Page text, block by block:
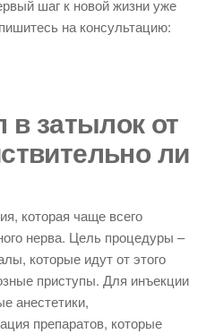
шаг к новой жизни уже
на консультацию:
в затылок от
ли
которая чаще всего
нерва. Цель процедуры –
которые идут от этого
приступы. Для инъекции
анестетики,
препаратов, которые